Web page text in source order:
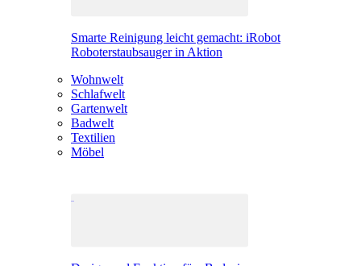
Smarte Reinigung leicht gemacht: iRobot
Roboterstaubsauger in Aktion
Wohnwelt
Schlafwelt
Gartenwelt
Badwelt
Textilien
Möbel